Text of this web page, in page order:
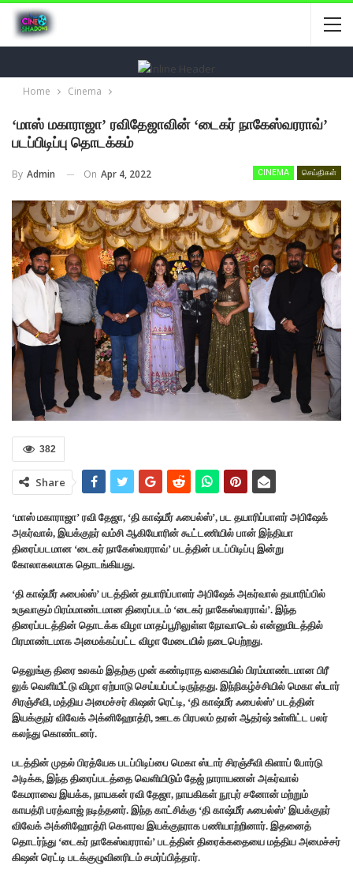
Home Cinema
‘மாஸ் மகாராஜா’ ரவிதேஜாவின் ‘டைகர் நாகேஸ்வரராவ்’
படப்பிடிப்பு தொடக்கம்
CINEMA செய்திகள்
By Admin On Apr 4, 2022
382
Share
‘மாஸ் மகாராஜா’ ரவி தேஜா, ‘தி காஷ்மீர் ஃபைல்ஸ்’, பட தயாரிப்பாளர் அபிஷேக்
அகர்வால், இயக்குநர் வம்சி ஆகியோரின் கூட்டணியில் பான் இந்தியா
திரைப்படமான ‘டைகர் நாகேஸ்வரராவ்’ படத்தின் படப்பிடிப்பு இன்று
கோலாகலமாக தொடங்கியது.
‘தி காஷ்மீர் ஃபைல்ஸ்’ படத்தின் தயாரிப்பாளர் அபிஷேக் அகர்வால் தயாரிப்பில்
உருவாகும் பிரம்மாண்டமான திரைப்படம் ‘டைகர் நாகேஸ்வரராவ்’. இந்த
திரைப்படத்தின் தொடக்க விழா மாதப்பூரிலுள்ள நோவாடெல் என்னுமிடத்தில்
பிரமாண்டமாக அமைக்கப்பட்ட விழா மேடையில் நடைபெற்றது.
தெலுங்கு திரை உலகம் இதற்கு முன் கண்டிராத வகையில் பிரம்மாண்டமான பிரீ
லுக் வெளியீட்டு விழா ஏற்பாடு செய்யப்பட்டிருந்தது. இந்நிகழ்ச்சியில் மெகா ஸ்டார்
சிரஞ்சீவி, மத்திய அமைச்சர் கிஷன் ரெட்டி, ‘தி காஷ்மீர் ஃபைல்ஸ்’ படத்தின்
இயக்குநர் விவேக் அக்னிஹோத்ரி, ஊடக பிரபலம் தரன் ஆதர்ஷ் உள்ளிட்ட பலர்
கலந்து கொண்டனர்.
படத்தின் முதல் பிரத்யேக படப்பிடிப்பை மெகா ஸ்டார் சிரஞ்சீவி கிளாப் போர்டு
அடிக்க, இந்த திரைப்படத்தை வெளியிடும் தேஜ் நாராயணன் அகர்வால்
கேமராவை இயக்க, நாயகன் ரவி தேஜா, நாயகிகள் நூபுர் சனோன் மற்றும்
காயத்ரி பரத்வாஜ் நடித்தனர். இந்த காட்சிக்கு ‘தி காஷ்மீர் ஃபைல்ஸ்’ இயக்குநர்
விவேக் அக்னிஹோத்ரி கௌரவ இயக்குநராக பணியாற்றினார். இதனைத்
தொடர்ந்து ‘டைகர் நாகேஸ்வரராவ்’ படத்தின் திரைக்கதையை மத்திய அமைச்சர்
கிஷன் ரெட்டி படக்குழுவினரிடம் சமர்ப்பித்தார்.